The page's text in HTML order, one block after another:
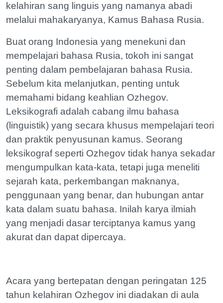
kelahiran sang linguis yang namanya abadi
melalui mahakaryanya, Kamus Bahasa Rusia.
Buat orang Indonesia yang menekuni dan
mempelajari bahasa Rusia, tokoh ini sangat
penting dalam pembelajaran bahasa Rusia.
Sebelum kita melanjutkan, penting untuk
memahami bidang keahlian Ozhegov.
Leksikografi adalah cabang ilmu bahasa
(linguistik) yang secara khusus mempelajari teori
dan praktik penyusunan kamus. Seorang
leksikograf seperti Ozhegov tidak hanya sekadar
mengumpulkan kata-kata, tetapi juga meneliti
sejarah kata, perkembangan maknanya,
penggunaan yang benar, dan hubungan antar
kata dalam suatu bahasa. Inilah karya ilmiah
yang menjadi dasar terciptanya kamus yang
akurat dan dapat dipercaya.
Acara yang bertepatan dengan peringatan 125
tahun kelahiran Ozhegov ini diadakan di aula